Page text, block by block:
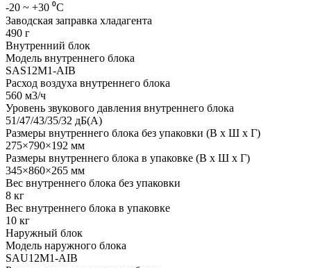
-20 ~ +30 ⁰С
Заводская заправка хладагента
490 г
Внутренний блок
Модель внутреннего блока
SAS12M1-AIB
Расход воздуха внутреннего блока
560 м3/ч
Уровень звукового давления внутреннего блока
51/47/43/35/32 дБ(А)
Размеры внутреннего блока без упаковки (В х Ш х Г)
275×790×192 мм
Размеры внутреннего блока в упаковке (В х Ш х Г)
345×860×265 мм
Вес внутреннего блока без упаковки
8 кг
Вес внутреннего блока в упаковке
10 кг
Наружный блок
Модель наружного блока
SAU12M1-AIB